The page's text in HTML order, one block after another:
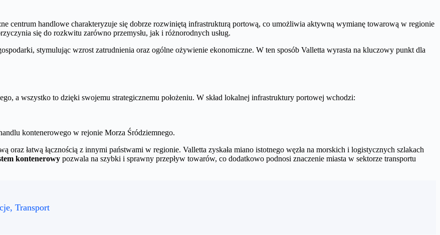
centrum handlowe charakteryzuje się dobrze rozwiniętą infrastrukturą portową, co umożliwia aktywną wymianę towarową w regionie
się do rozkwitu zarówno przemysłu, jak i różnorodnych usług.
stymulując wzrost zatrudnienia oraz ogólne ożywienie ekonomiczne. W ten sposób Valletta wyrasta na kluczowy punkt dla
a wszystko to dzięki swojemu strategicznemu położeniu. W skład lokalnej infrastruktury portowej wchodzi:
kontenerowego w rejonie Morza Śródziemnego.
łatwą łącznością z innymi państwami w regionie. Valletta zyskała miano istotnego węzła na morskich i logistycznych szlakach
kontenerowy pozwala na szybki i sprawny przepływ towarów, co dodatkowo podnosi znaczenie miasta w sektorze transportu
Transport